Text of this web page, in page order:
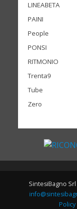
LINEABETA
PAINI
People
PONSI
RITMONIO
Trenta9
Tube
Zero
SintesiBagno
Policy